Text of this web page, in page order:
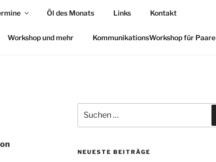
Öl des Monats Links Kontakt
Workshop und mehr KommunikationsWorkshop für Paare
nach:
NEUESTE BEITRÄGE